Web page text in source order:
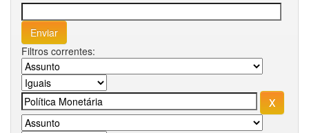
Filtros correntes: